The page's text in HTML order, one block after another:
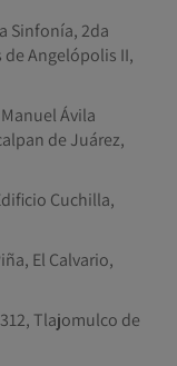
Sinfonía, 2da
de Angelópolis II,
Ávila
de Juárez,
Cuchilla,
El Calvario,
Tlajomulco de